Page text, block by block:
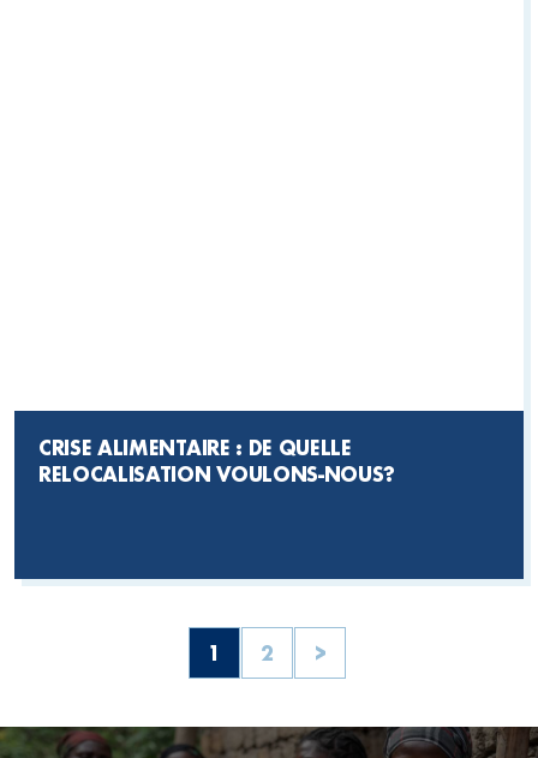
CRISE ALIMENTAIRE : DE QUELLE
RELOCALISATION VOULONS-NOUS?
1 2 >